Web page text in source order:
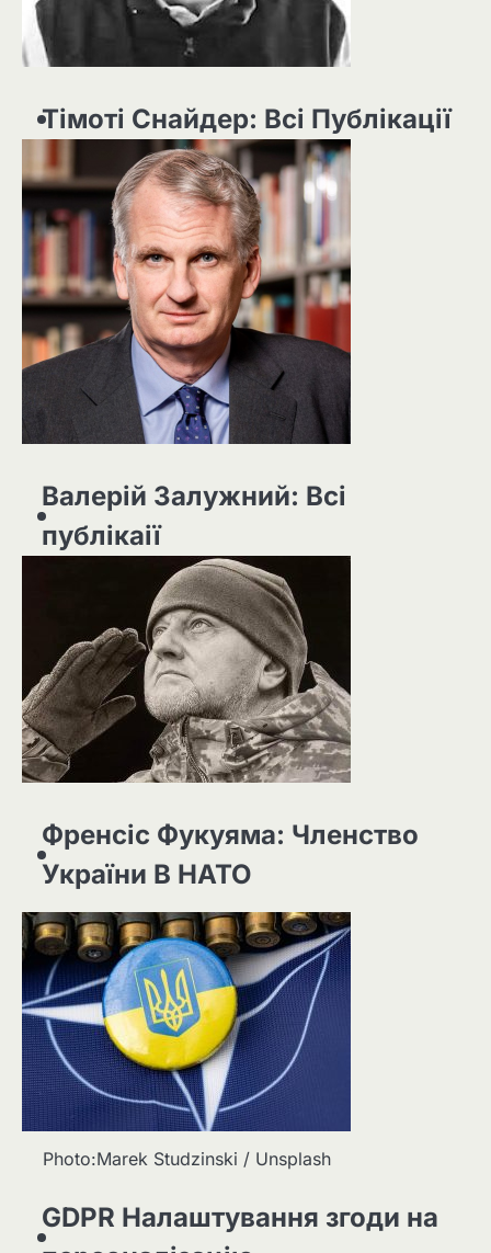
Тімоті Снайдер: Всі Публікації
Валерій Залужний: Всі
публікаії
Френсіс Фукуяма: Членство
України В НАТО
Photo:Marek Studzinski / Unsplash
GDPR Налаштування згоди на